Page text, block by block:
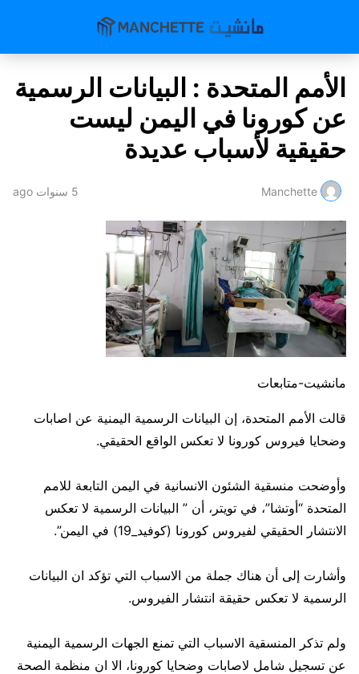
الأمم المتحدة : البيانات الرسمية
عن كورونا في اليمن ليست
حقيقية لأسباب عديدة
Manchette 5 سنوات ago
مانشيت-متابعات
قالت الأمم المتحدة، إن البيانات الرسمية اليمنية عن اصابات
وضحايا فيروس كورونا لا تعكس الواقع الحقيقي.
وأوضحت منسقية الشئون الانسانية في اليمن التابعة للامم
المتحدة “أوتشا”، في تويتر، أن ” البيانات الرسمية لا تعكس
الانتشار الحقيقي لفيروس ‎كورونا (‎كوفيد_19) في ‎اليمن”.
وأشارت إلى أن هناك جملة من الاسباب التي تؤكد ان البيانات
الرسمية لا تعكس حقيقة انتشار الفيروس.
ولم تذكر المنسقية الاسباب التي تمنع الجهات الرسمية اليمنية
عن تسجيل شامل لاصابات وضحايا كورونا، الا ان منظمة الصحة